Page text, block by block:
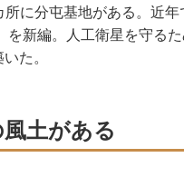
に分屯基地がある。近年
新編。人工衛星を守る
た。
土がある